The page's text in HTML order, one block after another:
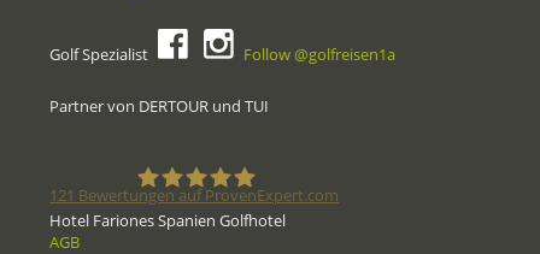
Golf Spezialist Follow @golfreisen1a
Partner von DERTOUR und TUI
121 Bewertungen auf ProvenExpert.com
Hotel Fariones Spanien Golfhotel
AGB